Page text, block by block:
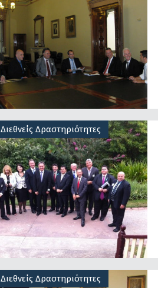
Διεθνείς Δραστηριότητες
Διεθνείς Δραστηριότητες